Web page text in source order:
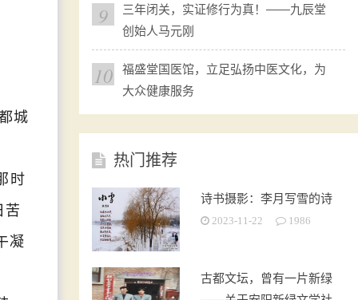
城
时
苦
凝
9
三年闭关，实证修行为真！——九辰堂
创始人马元刚
10
福盛堂国医馆，立足弘扬中医文化，为
大众健康服务
热门推荐
诗书摄影：李月写雪的诗
2023-11-22 1986
古都文坛，曾有一片新绿